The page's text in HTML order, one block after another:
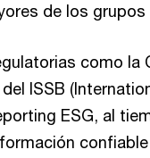
de los grupos
como la
ISSB
ESG, al